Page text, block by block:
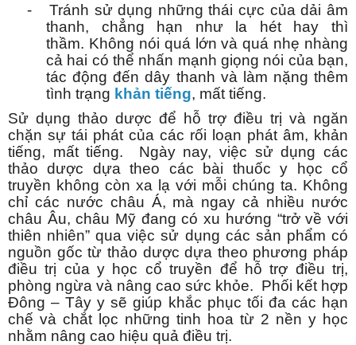
-
Tránh sử dụng những thái cực của dải âm
thanh, chẳng hạn như la hét hay thì
thầm. Không nói quá lớn và quá nhẹ nhàng
cả hai có thể nhấn mạnh giọng nói của bạn,
tác động đến dây thanh và làm nặng thêm
tình trạng khản tiếng, mất tiếng.
Sử dụng thảo dược để hỗ trợ điều trị và ngăn
chặn sự tái phát của các rối loạn phát âm, khản
tiếng, mất tiếng. Ngày nay, việc sử dụng các
thảo dược dựa theo các bài thuốc y học cổ
truyền không còn xa lạ với mỗi chúng ta. Không
chỉ các nước châu Á, mà ngay cả nhiều nước
châu Âu, châu Mỹ đang có xu hướng “trở về với
thiên nhiên” qua việc sử dụng các sản phẩm có
nguồn gốc từ thảo dược dựa theo phương pháp
điều trị của y học cổ truyền để hỗ trợ điều trị,
phòng ngừa và nâng cao sức khỏe. Phối kết hợp
Đông – Tây y sẽ giúp khắc phục tối đa các hạn
chế và chắt lọc những tinh hoa từ 2 nền y học
nhằm nâng cao hiệu quả điều trị.